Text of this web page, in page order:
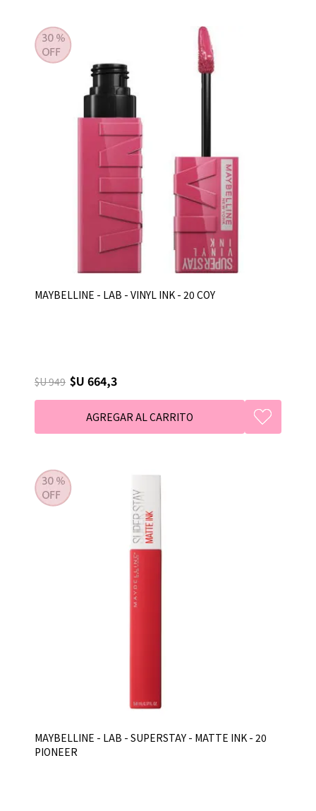
MAYBELLINE - LAB - VINYL INK - 20 COY
$U 949 $U 664,3
MAYBELLINE - LAB - SUPERSTAY - MATTE INK - 20
PIONEER